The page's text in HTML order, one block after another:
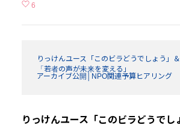
6
りっけんユース「このビラどうでしょう」
「若者の声が未来を変える」
アーカイブ公開│NPO関連予算ヒアリング
りっけんユース「このビラどうでし